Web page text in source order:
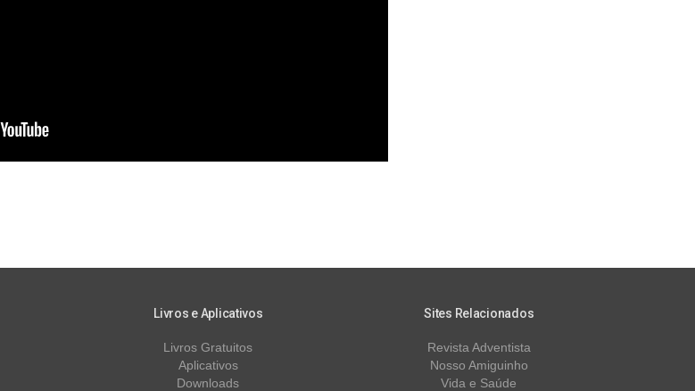
Livros e Aplicativos
Livros Gratuitos
Aplicativos
Downloads
Sites Relacionados
Revista Adventista
Nosso Amiguinho
Vida e Saúde